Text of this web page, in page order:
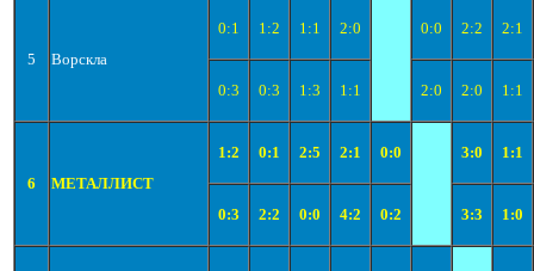
5 Ворскла
0:1 1:2 1:1 2:0 0:0 2:2 2:1
0:3 0:3 1:3 1:1 2:0 2:0 1:1
6 МЕТАЛЛИСТ
1:2 0:1 2:5 2:1 0:0 3:0 1:1
0:3 2:2 0:0 4:2 0:2 3:3 1:0